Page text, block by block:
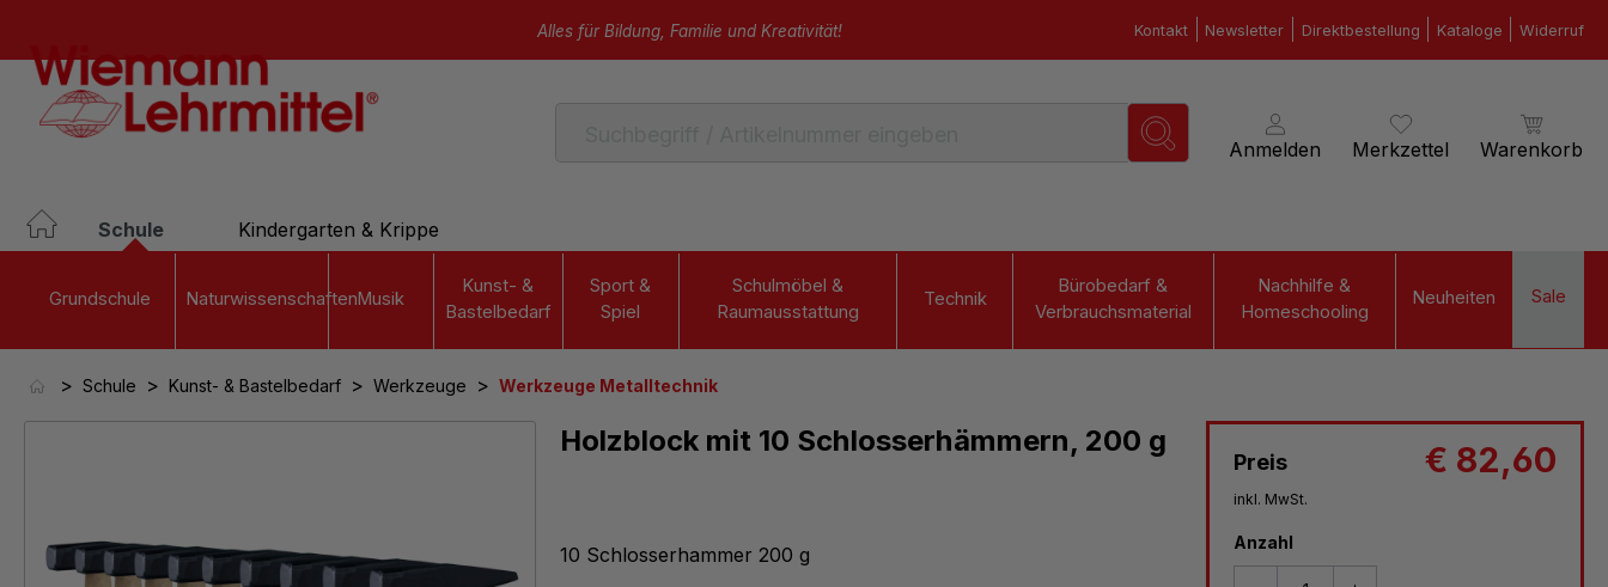
Alles für Bildung, Familie und Kreativität! Kontakt Newsletter Direktbestellung Kataloge Widerruf
Anmelden Merkzettel Warenkorb
Schule Kindergarten & Krippe
Grundschule NaturwissenschaftenMusik
Kunst- &
Bastelbedarf
Sport &
Spiel
Schulmöbel &
Raumausstattung
Technik
Bürobedarf &
Verbrauchsmaterial
Nachhilfe &
Homeschooling
Neuheiten Sale
> Schule > Kunst- & Bastelbedarf > Werkzeuge > Werkzeuge Metalltechnik
Preis € 82,60
inkl. MwSt.
Anzahl
Holzblock mit 10 Schlosserhämmern, 200 g
10 Schlosserhammer 200 g